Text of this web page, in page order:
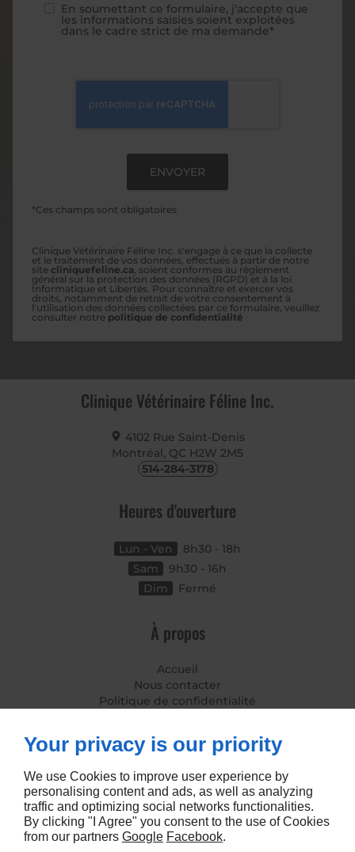
En soumettant ce formulaire, j'accepte que
les informations saisies soient exploitées
dans le cadre strict de ma demande*
*Ces champs sont obligatoires
Clinique Vétérinaire Féline Inc. s'engage à ce que la collecte
et le traitement de vos données, effectués à partir de notre
site cliniquefeline.ca , soient conformes au règlement
général sur la protection des données (RGPD) et à la loi
Informatique et Libertés. Pour connaître et exercer vos
droits, notamment de retrait de votre consentement à
l'utilisation des données collectées par ce formulaire, veuillez
consulter notre politique de confidentialité
Clinique Vétérinaire Féline Inc.
4102 Rue Saint-Denis
Montréal, QC H2W 2M5
514-284-3178
Heures d'ouverture
Lun - Ven
8h30 - 18h
Sam
9h30 - 16h
Dim
Fermé
À propos
Accueil
Nous contacter
Politique de confidentialité
Suivez-nous
Your privacy is our priority
We use Cookies to improve user experience by
personalising content and ads, as well as analyzing
traffic and optimizing social networks functionalities.
By clicking "I Agree" you consent to the use of Cookies
from our partners Google Facebook.